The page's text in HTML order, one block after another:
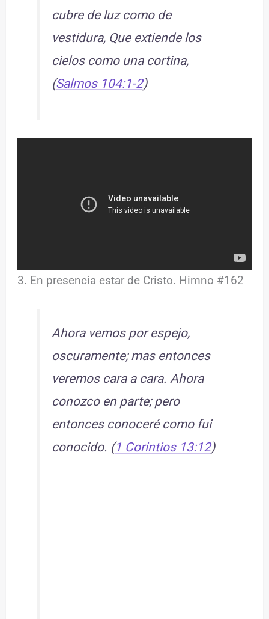
cubre de luz como de
vestidura, Que extiende los
cielos como una cortina,
(Salmos 104:1-2)
3. En presencia estar de Cristo. Himno #162
Ahora vemos por espejo,
oscuramente; mas entonces
veremos cara a cara. Ahora
conozco en parte; pero
entonces conoceré como fui
conocido. (1 Corintios 13:12)